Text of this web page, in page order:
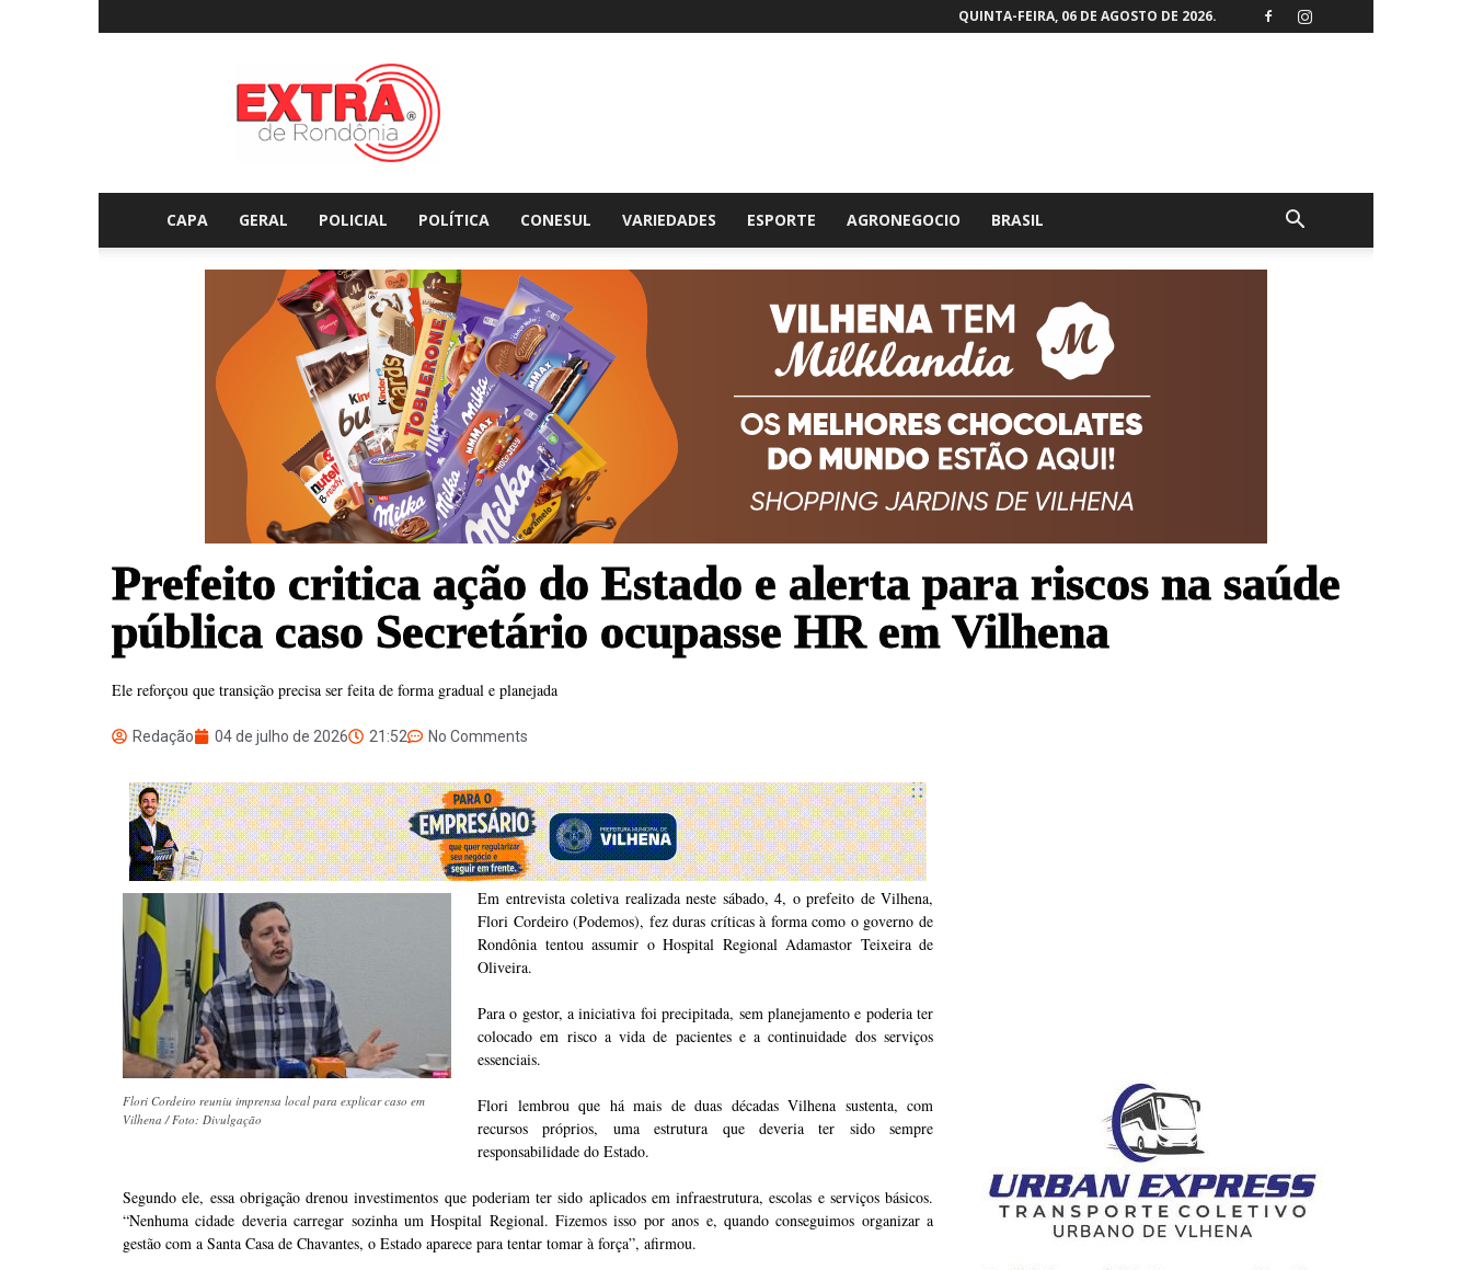
QUINTA-FEIRA, 06 DE AGOSTO DE 2026.
Extraderondonia.com.br
CAPA GERAL POLICIAL POLÍTICA CONESUL VARIEDADES ESPORTE AGRONEGOCIO BRASIL
Prefeito critica ação do Estado e alerta para riscos na saúde
pública caso Secretário ocupasse HR em Vilhena
Ele reforçou que transição precisa ser feita de forma gradual e planejada
Redação 04 de julho de 2026 21:52 No Comments
Flori Cordeiro reuniu imprensa local para explicar caso em
Vilhena / Foto: Divulgação
Em entrevista coletiva realizada neste sábado, 4, o prefeito de Vilhena,
Flori Cordeiro (Podemos), fez duras críticas à forma como o governo de
Rondônia tentou assumir o Hospital Regional Adamastor Teixeira de
Oliveira.
Para o gestor, a iniciativa foi precipitada, sem planejamento e poderia ter
colocado em risco a vida de pacientes e a continuidade dos serviços
essenciais.
Flori lembrou que há mais de duas décadas Vilhena sustenta, com
recursos próprios, uma estrutura que deveria ter sido sempre
responsabilidade do Estado.
Segundo ele, essa obrigação drenou investimentos que poderiam ter sido aplicados em infraestrutura, escolas e serviços básicos.
“Nenhuma cidade deveria carregar sozinha um Hospital Regional. Fizemos isso por anos e, quando conseguimos organizar a
gestão com a Santa Casa de Chavantes, o Estado aparece para tentar tomar à força”, afirmou.